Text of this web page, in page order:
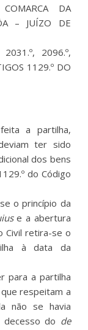
DA
– JUÍZO DE
2096.º,
1129.º DO
a partilha,
ter sido
dos bens
do Código
o princípio da
e a abertura
Civil retira-se o
à data da
para a partilha
respeitam a
não se havia
do de